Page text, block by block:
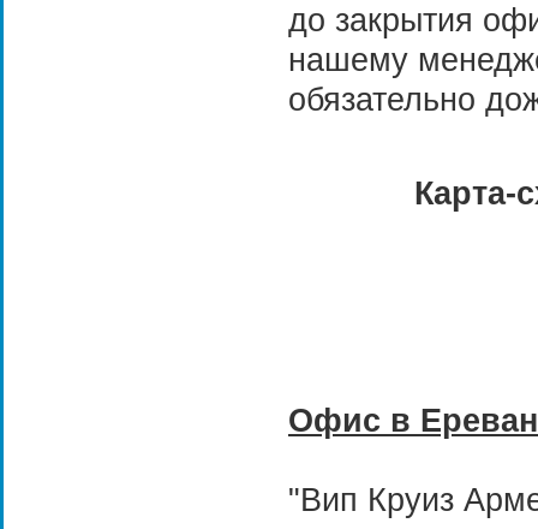
до закрытия
нашему
обязательно
Карта-
Офис в
"Вип Круиз